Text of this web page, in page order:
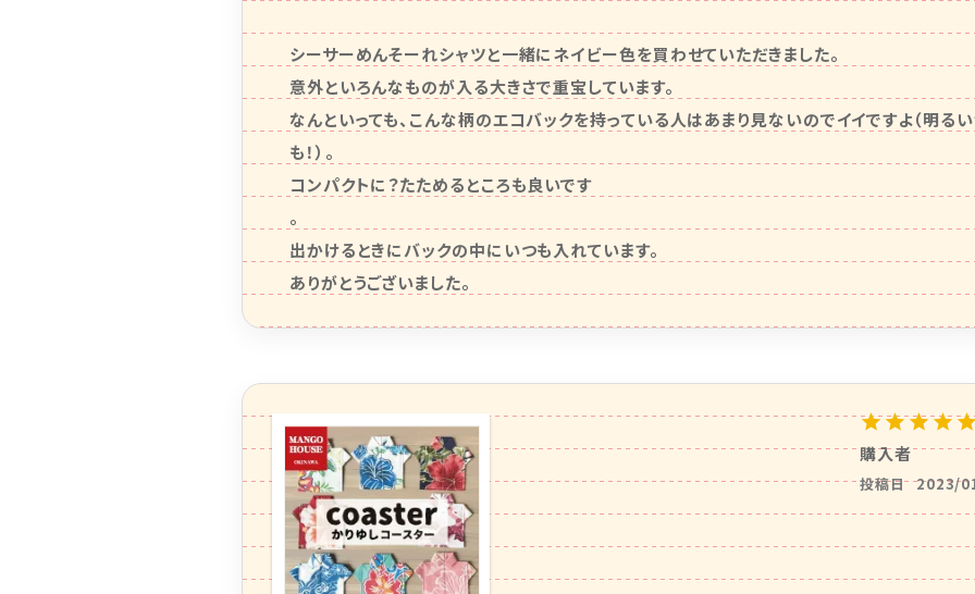
シーサーめんそーれシャツと一緒にネイビー色を買わせていただきました。
意外といろんなものが入る大きさで重宝しています。
なんといっても、こんな柄のエコバックを持っている人はあまり見ないのでイイですよ（明る
も！）。
コンパクトに？たためるところも良いです
。
出かけるときにバックの中にいつも入れています。
ありがとうございました。
購入者
投稿日 2023/